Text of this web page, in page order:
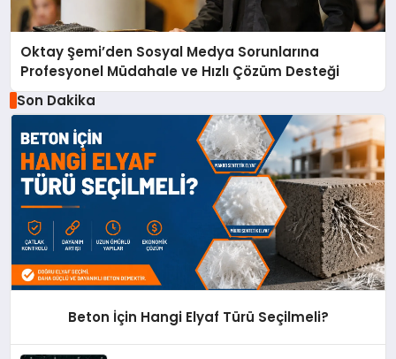
Oktay Şemi’den Sosyal Medya Sorunlarına
Profesyonel Müdahale ve Hızlı Çözüm Desteği
Son Dakika
Beton İçin Hangi Elyaf Türü Seçilmeli?